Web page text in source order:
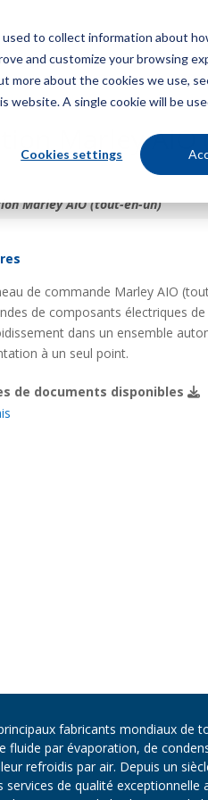
to collect information about
and customize your browsing
about the cookies we use,
website. A single cookie will be
Cookies settings
Marley
Marley AIO (tout-en-un)
de commande Marley AIO
de composants électriques
dans un ensemble
à un seul point.
de documents disponibles
fabricants mondiaux de
fluide par évaporation, de
refroidis par air. Depuis un
de qualité exceptionnelle